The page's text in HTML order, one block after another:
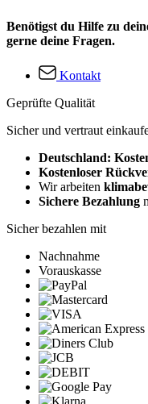
Benötigst du Hilfe zu
gerne deine Fragen.
Kontakt
Geprüfte Qualität
Sicher und vertraut
Deutschland:
Kostenloser
Wir arbeiten
Sichere Bezahlung
Sicher bezahlen mit
Nachnahme
Vorauskasse